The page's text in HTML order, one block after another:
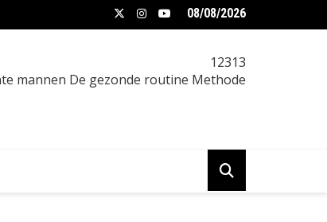
vrouw: praktische gids 08/08/2026
12313
mannen De gezonde routine Methode